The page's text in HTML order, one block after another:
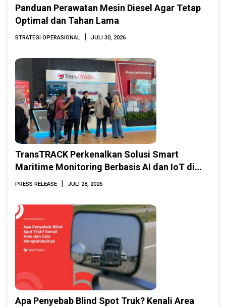
Panduan Perawatan Mesin Diesel Agar Tetap
Optimal dan Tahan Lama
STRATEGI OPERASIONAL | JULI 30, 2026
TransTRACK Perkenalkan Solusi Smart
Maritime Monitoring Berbasis AI dan IoT di
INAMARINE 2026
PRESS RELEASE | JULI 28, 2026
Apa Penyebab Blind Spot Truk? Kenali Area